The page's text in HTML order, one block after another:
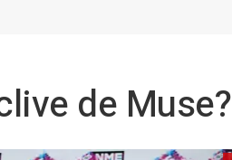
de Muse?